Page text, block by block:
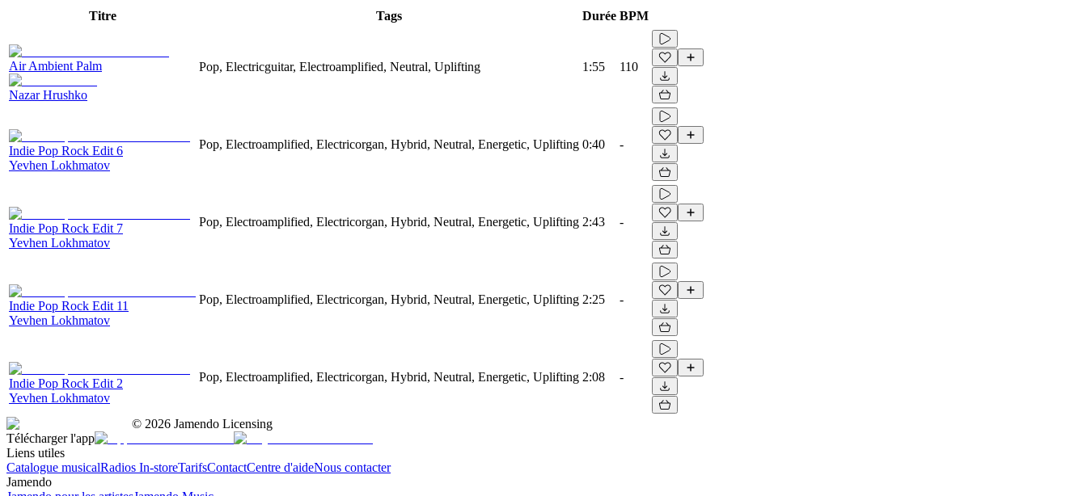
Titre Tags Durée BPM
Air Ambient Palm
Nazar Hrushko
Pop, Electricguitar, Electroamplified, Neutral, Uplifting 1:55 110
Indie Pop Rock Edit 6
Yevhen Lokhmatov
Pop, Electroamplified, Electricorgan, Hybrid, Neutral, Energetic, Uplifting 0:40 -
Indie Pop Rock Edit 7
Yevhen Lokhmatov
Pop, Electroamplified, Electricorgan, Hybrid, Neutral, Energetic, Uplifting 2:43 -
Indie Pop Rock Edit 11
Yevhen Lokhmatov
Pop, Electroamplified, Electricorgan, Hybrid, Neutral, Energetic, Uplifting 2:25 -
Indie Pop Rock Edit 2
Yevhen Lokhmatov
Pop, Electroamplified, Electricorgan, Hybrid, Neutral, Energetic, Uplifting 2:08 -
© 2026 Jamendo Licensing
Télécharger l'app
Liens utiles
Catalogue musicalRadios In-storeTarifsContactCentre d'aideNous contacter
Jamendo